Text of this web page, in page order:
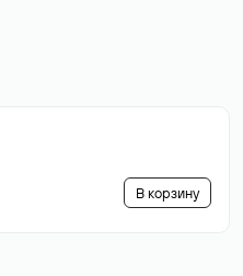
В корзину